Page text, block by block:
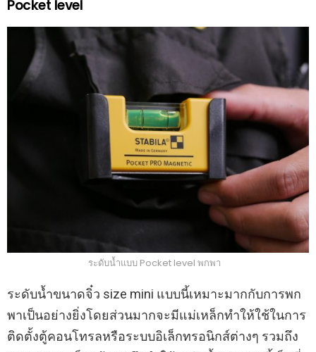
Pocket level
ระดับน้ำแบบ Pocket level พกพา
ระดับน้ำขนาดจิ๋ว size mini แบบนี้เหมาะมากกับการพก
พาเป็นอย่างยิ่งโดยส่วนมากจะมีแม่เหล็กทำให้ใช้ในการ
ติดตั้งตู้คอนโทรลหรือระบบอิเล็กทรอนิกส์ต่างๆ รวมถึง